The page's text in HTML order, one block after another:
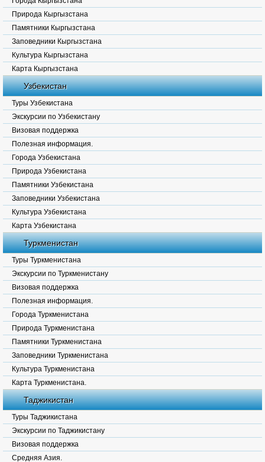
Природа Кыргызстана
Памятники Кыргызстана
Заповедники Кыргызстана
Культура Кыргызстана
Карта Кыргызстана
Узбекистан
Туры Узбекистана
Экскурсии по Узбекистану
Визовая поддержка
Полезная информация.
Города Узбекистана
Природа Узбекистана
Памятники Узбекистана
Заповедники Узбекистана
Культура Узбекистана
Карта Узбекистана
Туркменистан
Туры Туркменистана
Экскурсии по Туркменистану
Визовая поддержка
Полезная информация.
Города Туркменистана
Природа Туркменистана
Памятники Туркменистана
Заповедники Туркменистана
Культура Туркменистана
Карта Туркменистана.
Таджикистан
Туры Таджикистана
Экскурсии по Таджикистану
Визовая поддержка
Средняя Азия.